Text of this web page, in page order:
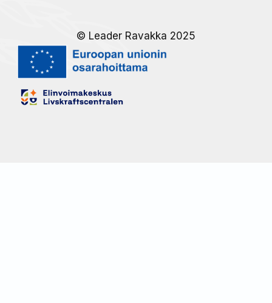
© Leader Ravakka 2025